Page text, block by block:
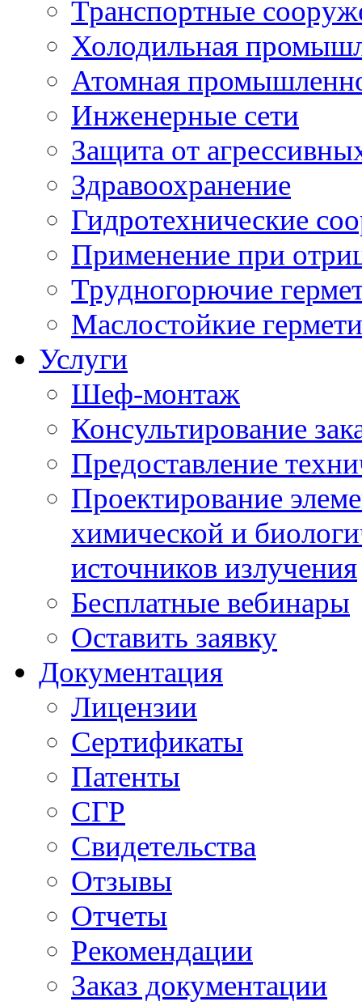
Транспортные
Холодильная
Атомная
Инженерные сети
Защита от
Здравоохранение
Гидротехнические
Применение при
Трудногорючие
Маслостойкие
Услуги
Шеф-монтаж
Консультирование
Предоставление
Проектирование
химической и
источников излучения
Бесплатные вебинары
Оставить заявку
Документация
Лицензии
Сертификаты
Патенты
СГР
Свидетельства
Отзывы
Отчеты
Рекомендации
Заказ документации